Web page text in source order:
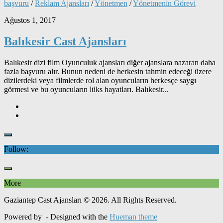
başvuru /Reklam Ajansları /Yönetmen /Yönetmenin Görevi
Ağustos 1, 2017
Balıkesir Cast Ajansları
Balıkesir dizi film Oyunculuk ajansları diğer ajanslara nazaran daha
fazla başvuru alır. Bunun nedeni de herkesin tahmin edeceği üzere
dizilerdeki veya filmlerde rol alan oyuncuların herkesçe saygı
görmesi ve bu oyuncuların lüks hayatları. Balıkesir...
Follow:
More
Gaziantep Cast Ajansları © 2026. All Rights Reserved.
Powered by - Designed with the Hueman theme